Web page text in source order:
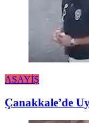
ASAYİŞ
Çanakkale’de